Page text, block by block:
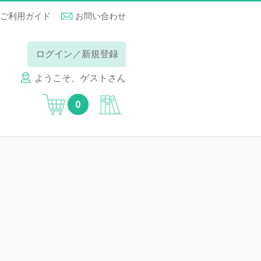
ご利用ガイド お問い合わせ
ログイン／新規登録
ようこそ、ゲストさん
0